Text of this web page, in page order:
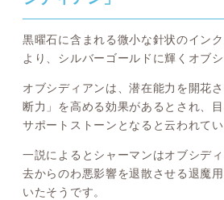
黒曜石に含まれる微小な針状のイン
より、シルバーゴールドに輝くオブ
オブシディアンは、潜在能力を開花
断力」を高める効果があるとされ、
サポートストーンとなると云われてい
一説によるとシャーマンはオブシデ
去からのわ悪影響を退散させる退魔
いたそうです。